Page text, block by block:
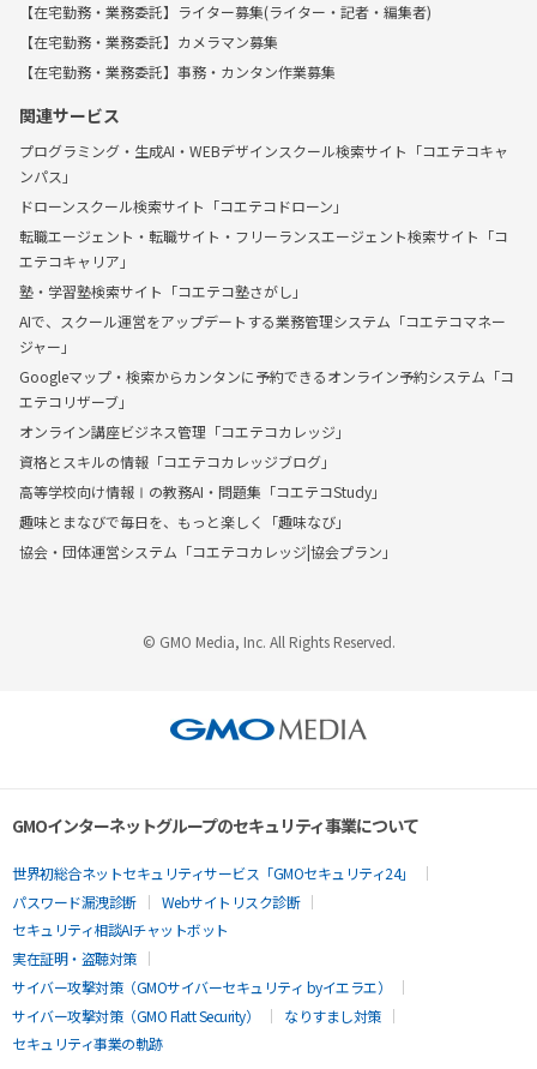
【在宅勤務・業務委託】ライター募集(ライター・記者・編集者)
【在宅勤務・業務委託】カメラマン募集
【在宅勤務・業務委託】事務・カンタン作業募集
関連サービス
プログラミング・生成AI・WEBデザインスクール検索サイト「コエテコキャ
ンパス」
ドローンスクール検索サイト「コエテコドローン」
転職エージェント・転職サイト・フリーランスエージェント検索サイト「コ
エテコキャリア」
塾・学習塾検索サイト「コエテコ塾さがし」
AIで、スクール運営をアップデートする業務管理システム「コエテコマネー
ジャー」
Googleマップ・検索からカンタンに予約できるオンライン予約システム「コ
エテコリザーブ」
オンライン講座ビジネス管理「コエテコカレッジ」
資格とスキルの情報「コエテコカレッジブログ」
高等学校向け情報Ⅰの教務AI・問題集「コエテコStudy」
趣味とまなびで毎日を、もっと楽しく「趣味なび」
協会・団体運営システム「コエテコカレッジ|協会プラン」
© GMO Media, Inc. All Rights Reserved.
GMOインターネットグループのセキュリティ事業について
世界初総合ネットセキュリティサービス「GMOセキュリティ24」
パスワード漏洩診断
Webサイトリスク診断
セキュリティ相談AIチャットボット
実在証明・盗聴対策
サイバー攻撃対策（GMOサイバーセキュリティ byイエラエ）
サイバー攻撃対策（GMO Flatt Security）
なりすまし対策
セキュリティ事業の軌跡